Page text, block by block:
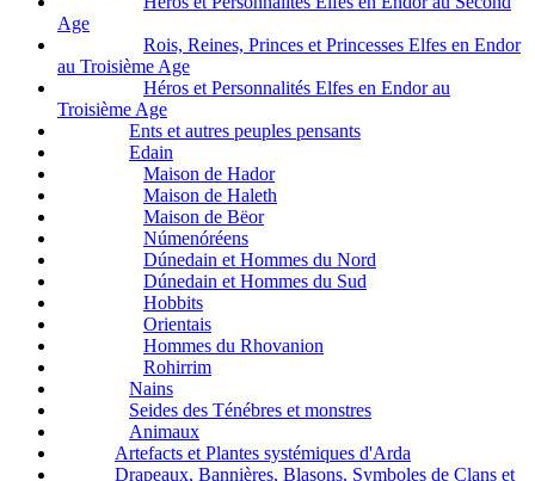
Age
Rois, Reines, Princes et Princesses Elfes en Endor
au Troisième Age
Héros et Personnalités Elfes en Endor au
Troisième Age
Ents et autres peuples pensants
Edain
Maison de Hador
Maison de Haleth
Maison de Bëor
Númenóréens
Dúnedain et Hommes du Nord
Dúnedain et Hommes du Sud
Hobbits
Orientais
Hommes du Rhovanion
Rohirrim
Nains
Seides des Ténébres et monstres
Animaux
Artefacts et Plantes systémiques d'Arda
Drapeaux, Bannières, Blasons, Symboles de Clans et